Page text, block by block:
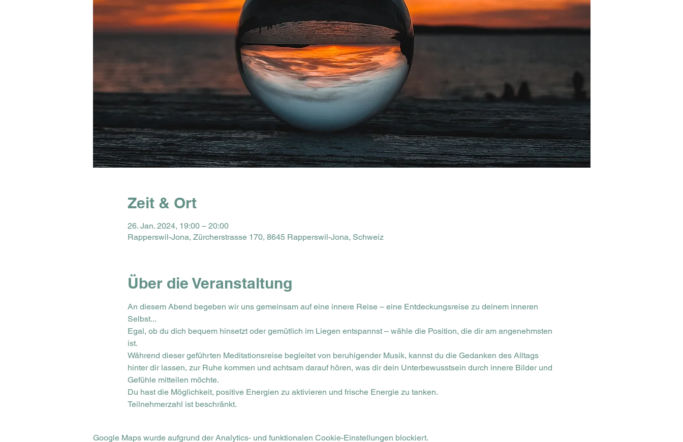
Zeit & Ort
26. Jan. 2024, 19:00 – 20:00
Rapperswil-Jona, Zürcherstrasse 170, 8645 Rapperswil-Jona, Schweiz
Über die Veranstaltung
An diesem Abend begeben wir uns gemeinsam auf eine innere Reise – eine Entdeckungsreise zu deinem inneren
Selbst...
Egal, ob du dich bequem hinsetzt oder gemütlich im Liegen entspannst – wähle die Position, die dir am angenehmsten
ist.
Während dieser geführten Meditationsreise begleitet von beruhigender Musik, kannst du die Gedanken des Alltags
hinter dir lassen, zur Ruhe kommen und achtsam darauf hören, was dir dein Unterbewusstsein durch innere Bilder und
Gefühle mitteilen möchte.
Du hast die Möglichkeit, positive Energien zu aktivieren und frische Energie zu tanken.
Teilnehmerzahl ist beschränkt.
Google Maps wurde aufgrund der Analytics- und funktionalen Cookie-Einstellungen blockiert.